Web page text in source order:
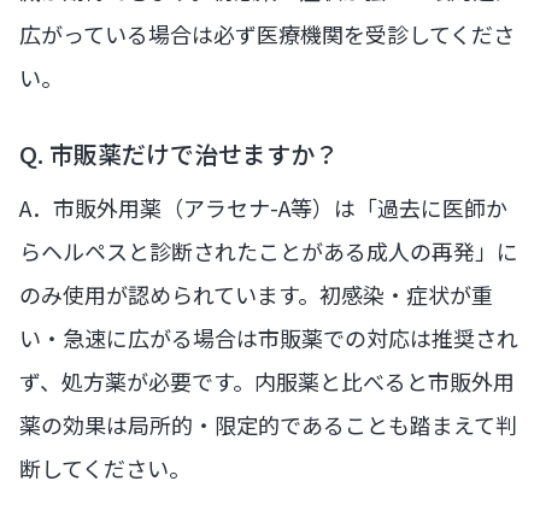
広がっている場合は必ず医療機関を受診してくださ
い。
Q. 市販薬だけで治せますか？
A．市販外用薬（アラセナ-A等）は「過去に医師か
らヘルペスと診断されたことがある成人の再発」に
のみ使用が認められています。初感染・症状が重
い・急速に広がる場合は市販薬での対応は推奨され
ず、処方薬が必要です。内服薬と比べると市販外用
薬の効果は局所的・限定的であることも踏まえて判
断してください。